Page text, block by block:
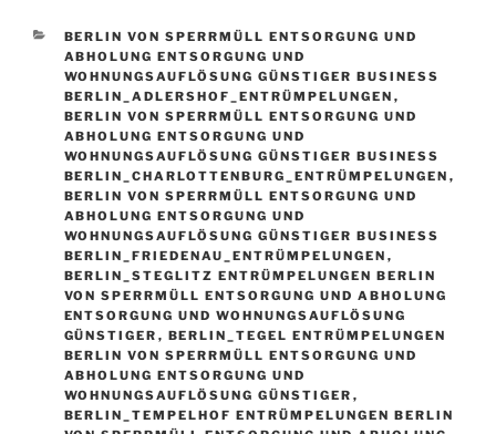
KATEGORIEN
BERLIN VON SPERRMÜLL ENTSORGUNG UND
ABHOLUNG ENTSORGUNG UND
WOHNUNGSAUFLÖSUNG GÜNSTIGER BUSINESS
BERLIN_ADLERSHOF_ENTRÜMPELUNGEN ,
BERLIN VON SPERRMÜLL ENTSORGUNG UND
ABHOLUNG ENTSORGUNG UND
WOHNUNGSAUFLÖSUNG GÜNSTIGER BUSINESS
BERLIN_CHARLOTTENBURG_ENTRÜMPELUNGEN ,
BERLIN VON SPERRMÜLL ENTSORGUNG UND
ABHOLUNG ENTSORGUNG UND
WOHNUNGSAUFLÖSUNG GÜNSTIGER BUSINESS
BERLIN_FRIEDENAU_ENTRÜMPELUNGEN ,
BERLIN_STEGLITZ ENTRÜMPELUNGEN BERLIN
VON SPERRMÜLL ENTSORGUNG UND ABHOLUNG
ENTSORGUNG UND WOHNUNGSAUFLÖSUNG
GÜNSTIGER , BERLIN_TEGEL ENTRÜMPELUNGEN
BERLIN VON SPERRMÜLL ENTSORGUNG UND
ABHOLUNG ENTSORGUNG UND
WOHNUNGSAUFLÖSUNG GÜNSTIGER ,
BERLIN_TEMPELHOF ENTRÜMPELUNGEN BERLIN